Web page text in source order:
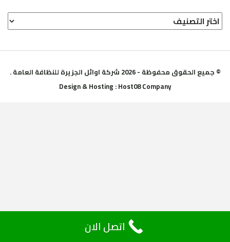
خدمات
أوائل
الجزيره
© جميع الحقوق محفوظة - 2026 شركة اوائل الجزيرة للنظافة العامة .
Design & Hosting : Host08 Company
اتصل الان